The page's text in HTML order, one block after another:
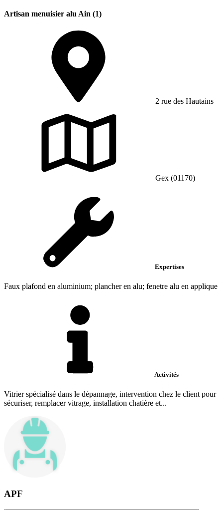
Artisan menuisier alu Ain (1)
2 rue des Hautains
Gex (01170)
Expertises
Faux plafond en aluminium; plancher en alu; fenetre alu en applique
Activités
Vitrier spécialisé dans le dépannage, intervention chez le client pour
sécuriser, remplacer vitrage, installation chatière et...
APF